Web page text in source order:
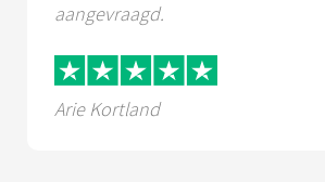
aangevraagd.
Arie Kortland